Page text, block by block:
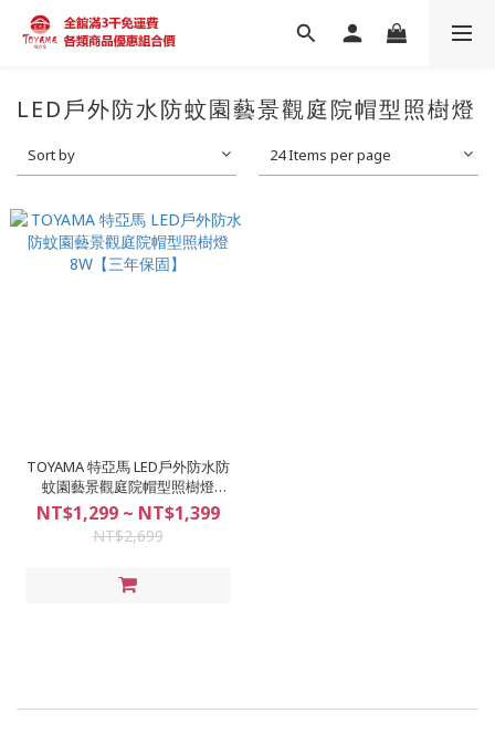
LED戶外防水防蚊園藝景觀庭院帽型照樹燈
Sort by 24 Items per page
TOYAMA 特亞馬 LED戶外防水防
蚊園藝景觀庭院帽型照樹燈
8W【三年保固】
NT$1,299 ~ NT$1,399
NT$2,699